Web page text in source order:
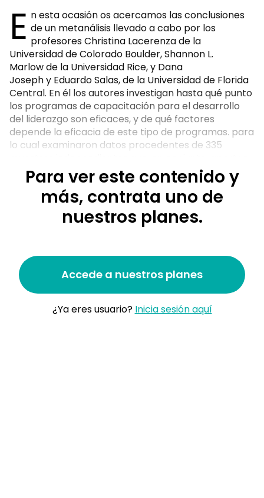
E n esta ocasión os acercamos las conclusiones
de un metanálisis llevado a cabo por los
profesores Christina Lacerenza de la
Universidad de Colorado Boulder, Shannon L.
Marlow de la Universidad Rice, y Dana
Joseph y Eduardo Salas, de la Universidad de Florida
Central. En él los autores investigan hasta qué punto
los programas de capacitación para el desarrollo
del liderazgo son eficaces, y de qué factores
depende la eficacia de este tipo de programas. para
lo cual examinaron datos procedentes de 335
datos de un total de 26.573 individuos.
Pregunta 1: ¿Cuánto de eficaces son los
Para ver este contenido y
más, contrata uno de
nuestros planes.
Accede a nuestros planes
¿Ya eres usuario? Inicia sesión aquí